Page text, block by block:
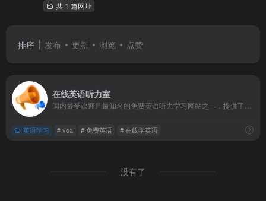
共 1 篇网址
排序 发布 更新 浏览 点赞
在线英语听力室
英语学习 # voa # 免费英语 # 在线学英语
没有了